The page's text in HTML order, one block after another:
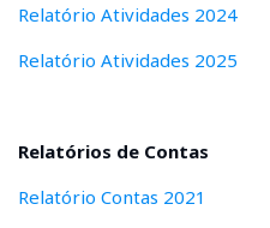
Relatório Atividades 2024
Relatório Atividades 2025
Relatórios de Contas
Relatório Contas 2021